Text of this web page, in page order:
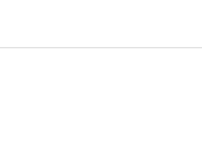
ด้เพลิดเพลินกับวัฒน